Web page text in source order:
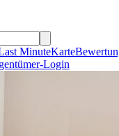
MinuteKarte
Login